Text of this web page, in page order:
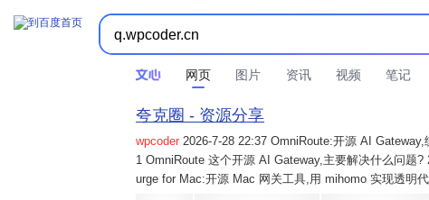
网页 图片 资讯 视频 笔记
夸克圈 - 资源分享
wpcoder 2026-7-28 22:37 OmniRoute:开源 AI
1 OmniRoute 这个开源 AI Gateway,主要解决什么问题
urge for Mac:开源 Mac 网关工具,用 mihomo 实现透明